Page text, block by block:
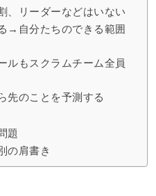
、リーダーなどはいない
→自分たちのできる範囲
ルもスクラムチーム全員
先のことを予測する
題
の肩書き